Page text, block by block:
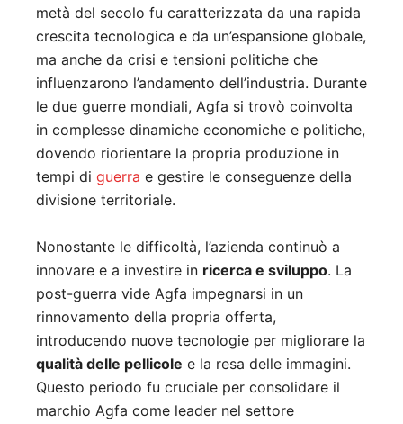
metà del secolo fu caratterizzata da una rapida
crescita tecnologica e da un’espansione globale,
ma anche da crisi e tensioni politiche che
influenzarono l’andamento dell’industria. Durante
le due guerre mondiali, Agfa si trovò coinvolta
in complesse dinamiche economiche e politiche,
dovendo riorientare la propria produzione in
tempi di guerra e gestire le conseguenze della
divisione territoriale.
Nonostante le difficoltà, l’azienda continuò a
innovare e a investire in ricerca e sviluppo. La
post-guerra vide Agfa impegnarsi in un
rinnovamento della propria offerta,
introducendo nuove tecnologie per migliorare la
qualità delle pellicole e la resa delle immagini.
Questo periodo fu cruciale per consolidare il
marchio Agfa come leader nel settore